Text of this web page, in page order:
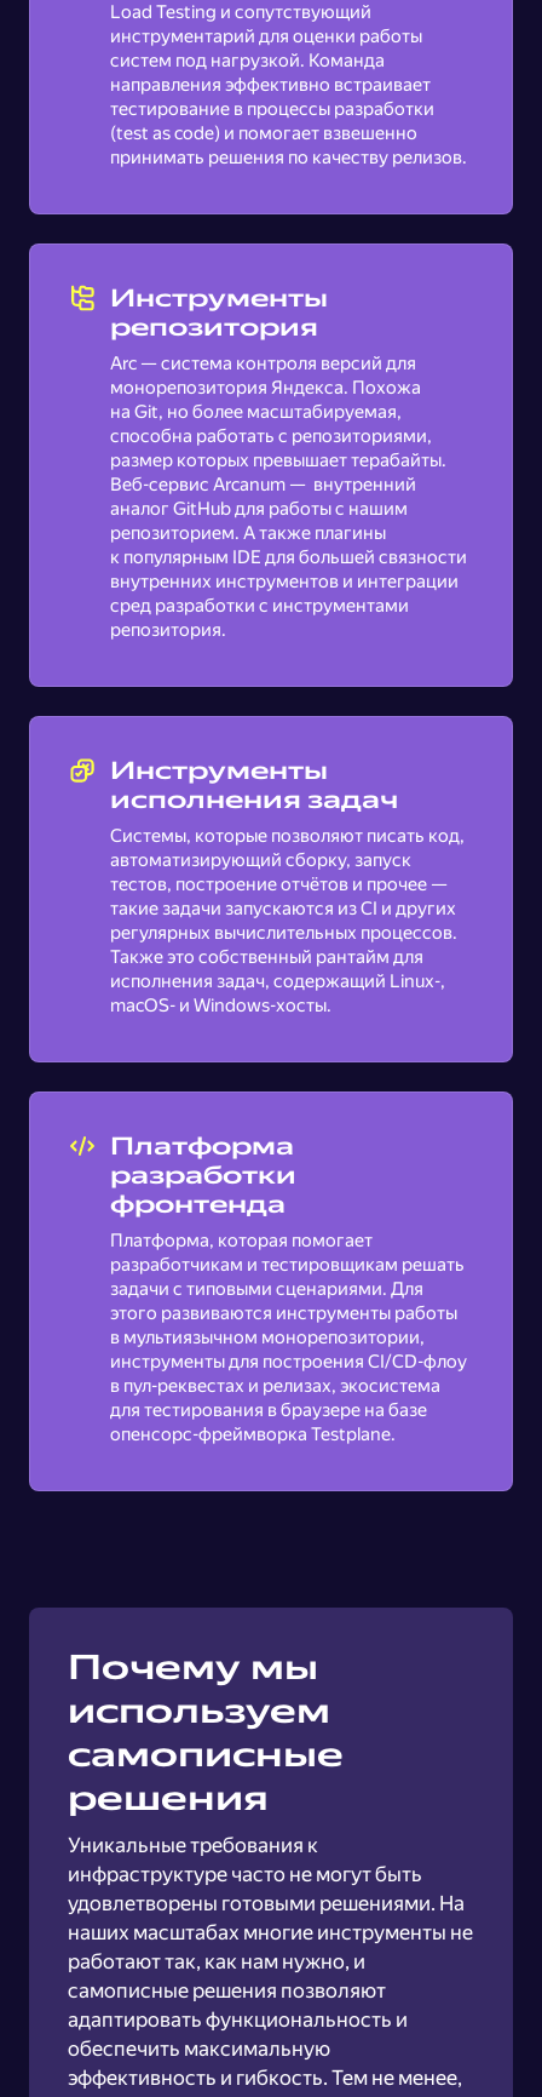
Load Testing и сопутствующий
инструментарий для оценки работы
систем под нагрузкой. Команда
направления эффективно встраивает
тестирование в процессы разработки
(test as code) и помогает взвешенно
принимать решения по качеству релизов.
Инструменты
репозитория
Arc — система контроля версий для
монорепозитория Яндекса. Похожа
на Git, но более масштабируемая,
способна работать с репозиториями,
размер которых превышает терабайты.
Веб-сервис Arcanum — внутренний
аналог GitHub для работы с нашим
репозиторием. А также плагины
к популярным IDE для большей связности
внутренних инструментов и интеграции
сред разработки с инструментами
репозитория.
Инструменты
исполнения задач
Системы, которые позволяют писать код,
автоматизирующий сборку, запуск
тестов, построение отчётов и прочее —
такие задачи запускаются из CI и других
регулярных вычислительных процессов.
Также это собственный рантайм для
исполнения задач, содержащий Linux-,
macOS- и Windows-хосты.
Платформа
разработки
фронтенда
Платформа, которая помогает
разработчикам и тестировщикам решать
задачи с типовыми сценариями. Для
этого развиваются инструменты работы
в мультиязычном монорепозитории,
инструменты для построения CI/CD-флоу
в пул-реквестах и релизах, экосистема
для тестирования в браузере на базе
опенсорс-фреймворка Testplane.
Почему мы
используем
самописные
решения
Уникальные требования к
инфраструктуре часто не могут быть
удовлетворены готовыми решениями. На
наших масштабах многие инструменты не
работают так, как нам нужно, и
самописные решения позволяют
адаптировать функциональность и
обеспечить максимальную
эффективность и гибкость. Тем не менее,